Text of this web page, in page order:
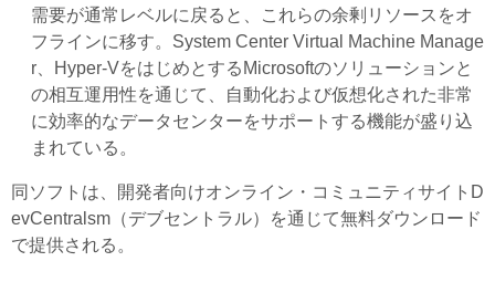
需要が通常レベルに戻ると、これらの余剰リソースをオ
フラインに移す。System Center Virtual Machine Manage
r、Hyper-VをはじめとするMicrosoftのソリューションと
の相互運用性を通じて、自動化および仮想化された非常
に効率的なデータセンターをサポートする機能が盛り込
まれている。
同ソフトは、開発者向けオンライン・コミュニティサイトD
evCentralsm（デブセントラル）を通じて無料ダウンロード
で提供される。